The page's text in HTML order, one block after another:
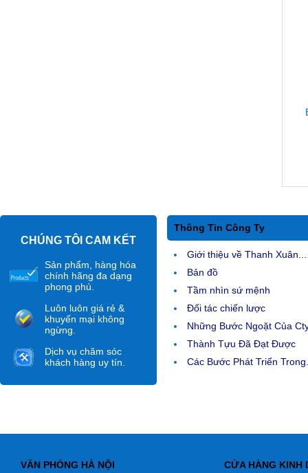
CHÚNG TÔI CAM KẾT
Sản phẩm, hàng hóa
chính hãng đa dạng
phong phú.
Luôn luôn giá rẻ &
khuyến mại không
ngừng.
Dịch vụ chăm sóc
khách hàng uy tín.
Thông Tin Công Ty
Giới thiệu về Thanh Xuân...
Bản đồ
Tầm nhìn sứ mệnh
Đối tác chiến lược
Những Bước Ngoặt Của
Thành Tựu Đã Đạt Được
Các Bước Phát Triển
VĂN PHÒNG HÀ NỘI
CỬA HÀNG KINH